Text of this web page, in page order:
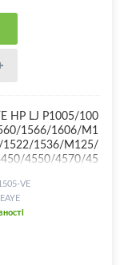
HP LJ P1005/100
1566/1606/M1
1536/M125/
4550/4570/45
LBP3010/302
CB435A/CB436
713/725/726/7
- більше 3 цик
VE